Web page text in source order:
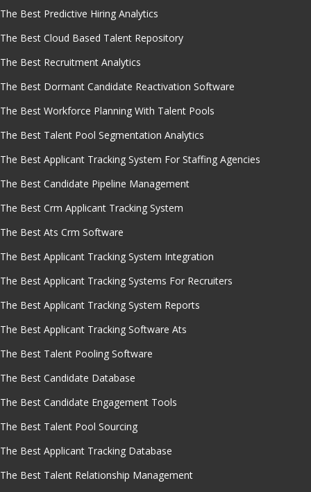
The Best Predictive Hiring Analytics
The Best Cloud Based Talent Repository
The Best Recruitment Analytics
The Best Dormant Candidate Reactivation Software
The Best Workforce Planning With Talent Pools
The Best Talent Pool Segmentation Analytics
The Best Applicant Tracking System For Staffing Agencies
The Best Candidate Pipeline Management
The Best Crm Applicant Tracking System
The Best Ats Crm Software
The Best Applicant Tracking System Integration
The Best Applicant Tracking Systems For Recruiters
The Best Applicant Tracking System Reports
The Best Applicant Tracking Software Ats
The Best Talent Pooling Software
The Best Candidate Database
The Best Candidate Engagement Tools
The Best Talent Pool Sourcing
The Best Applicant Tracking Database
The Best Talent Relationship Management